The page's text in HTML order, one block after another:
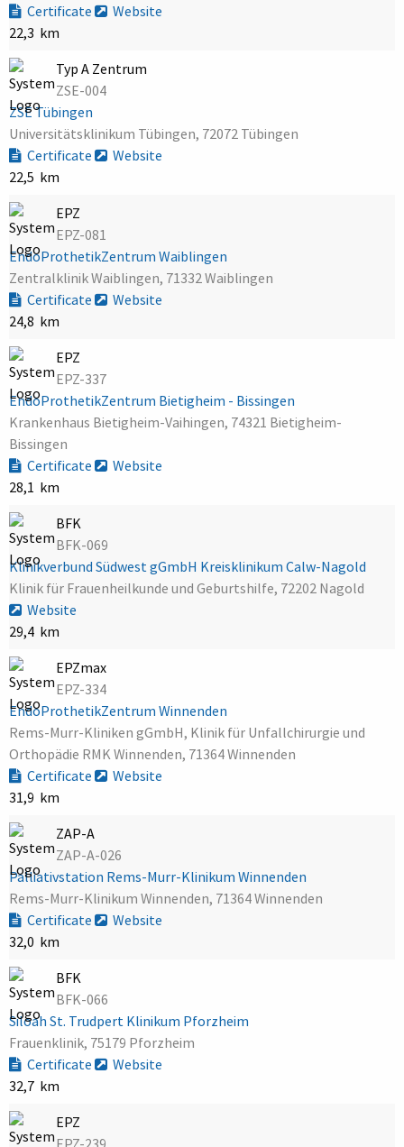
Certificate
Website
22,3 km
Typ A Zentrum
ZSE-004
ZSE Tübingen
Universitätsklinikum Tübingen, 72072 Tübingen
Certificate
Website
22,5 km
EPZ
EPZ-081
EndoProthetikZentrum Waiblingen
Zentralklinik Waiblingen, 71332 Waiblingen
Certificate
Website
24,8 km
EPZ
EPZ-337
EndoProthetikZentrum Bietigheim - Bissingen
Krankenhaus Bietigheim-Vaihingen, 74321 Bietigheim-
Bissingen
Certificate
Website
28,1 km
BFK
BFK-069
Klinikverbund Südwest gGmbH Kreisklinikum Calw-Nagold
Klinik für Frauenheilkunde und Geburtshilfe, 72202 Nagold
Website
29,4 km
EPZmax
EPZ-334
EndoProthetikZentrum Winnenden
Rems-Murr-Kliniken gGmbH, Klinik für Unfallchirurgie und
Orthopädie RMK Winnenden, 71364 Winnenden
Certificate
Website
31,9 km
ZAP-A
ZAP-A-026
Palliativstation Rems-Murr-Klinikum Winnenden
Rems-Murr-Klinikum Winnenden, 71364 Winnenden
Certificate
Website
32,0 km
BFK
BFK-066
Siloah St. Trudpert Klinikum Pforzheim
Frauenklinik, 75179 Pforzheim
Certificate
Website
32,7 km
EPZ
EPZ-239